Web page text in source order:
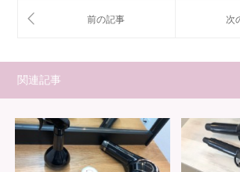
関連記事